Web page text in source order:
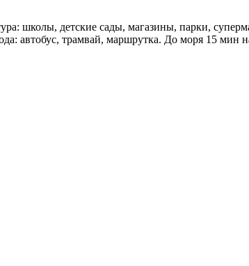
школы, детские сады, магазины, парки,
автобус, трамвай, маршрутка. До моря 15 мин